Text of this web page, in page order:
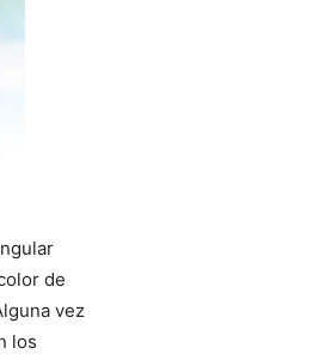
de
vez
los